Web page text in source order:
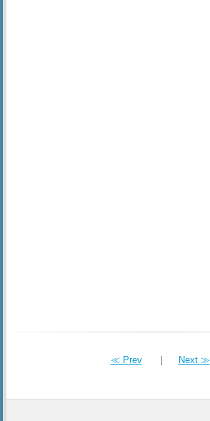
≪ Prev｜ Next ≫